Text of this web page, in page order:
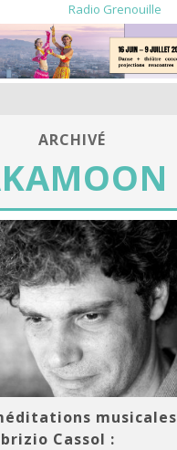
Radio Grenouille
ARCHIVÉ
musicales
Cassol :